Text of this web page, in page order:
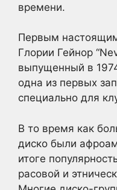
времени.
Первым
Глории Гейнор
выпущенный в
одна из первых
специально для
В то время как
диско были
итоге
расовой и